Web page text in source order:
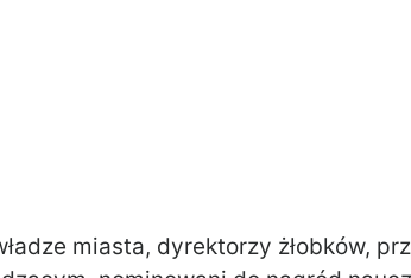
miasta, dyrektorzy żłobków,